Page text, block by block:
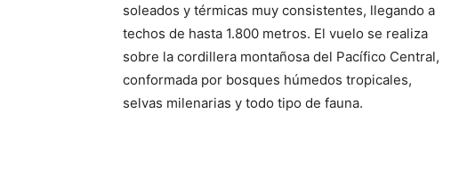
soleados y térmicas muy consistentes, llegando a
techos de hasta 1.800 metros. El vuelo se realiza
sobre la cordillera montañosa del Pacífico Central,
conformada por bosques húmedos tropicales,
selvas milenarias y todo tipo de fauna.